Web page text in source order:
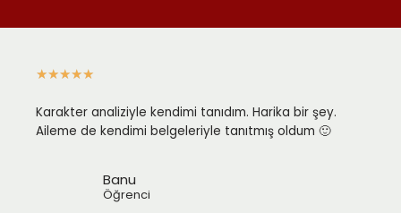
★★★★★
Karakter analiziyle kendimi tanıdım. Harika bir şey.
Aileme de kendimi belgeleriyle tanıtmış oldum 🙂
Banu
Öğrenci